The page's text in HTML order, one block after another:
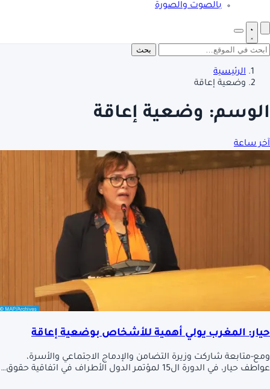
بالصوت والصورة
بحث
الرئيسية
وضعية إعاقة
الوسم: وضعية إعاقة
آخر ساعة
حيار: المغرب يولي أهمية للأشخاص بوضعية إعاقة
ومع-متابعة شاركت وزيرة التضامن والإدماج الاجتماعي والأسرة،
عواطف حيار، في الدورة ال15 لمؤتمر الدول الأطراف في اتفاقية حقوق…